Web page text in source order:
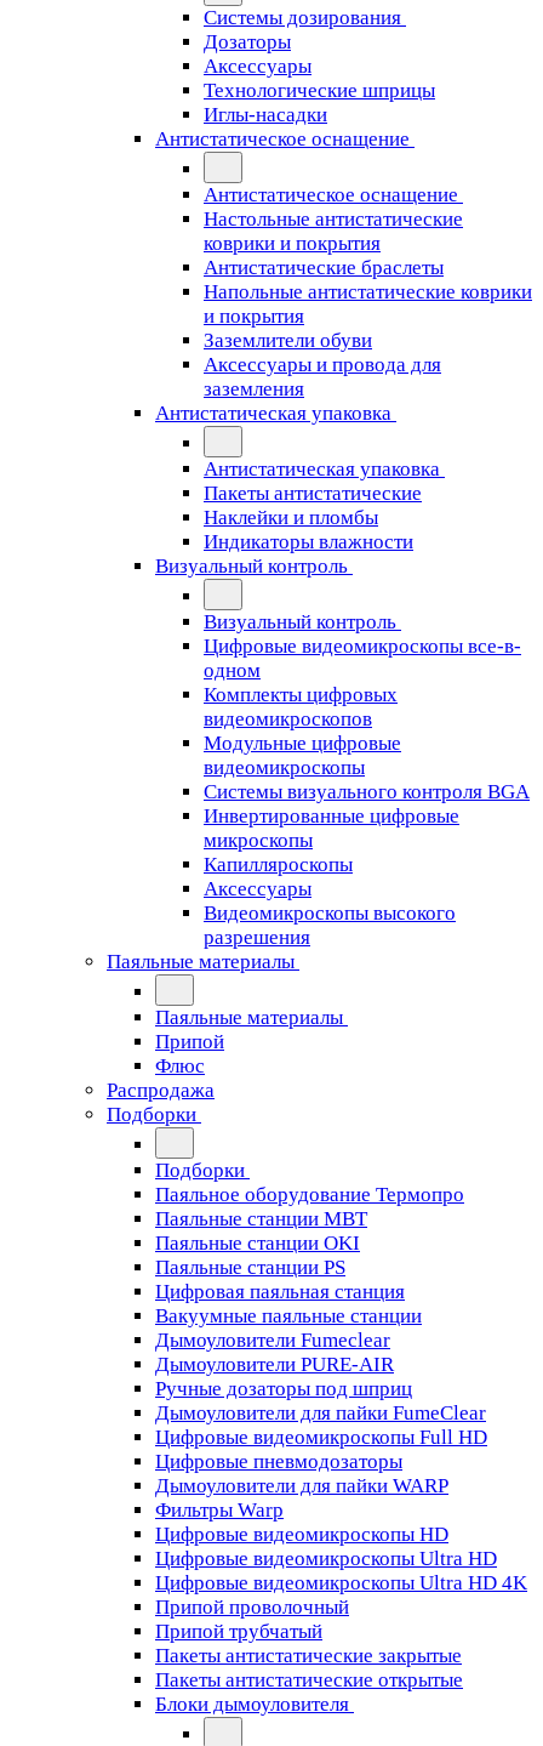
Системы дозирования
Дозаторы
Аксессуары
Технологические шприцы
Иглы-насадки
Антистатическое оснащение
Антистатическое оснащение
Настольные антистатические
коврики и покрытия
Антистатические браслеты
Напольные антистатические коврики
и покрытия
Заземлители обуви
Аксессуары и провода для
заземления
Антистатическая упаковка
Антистатическая упаковка
Пакеты антистатические
Наклейки и пломбы
Индикаторы влажности
Визуальный контроль
Визуальный контроль
Цифровые видеомикроскопы все-в-
одном
Комплекты цифровых
видеомикроскопов
Модульные цифровые
видеомикроскопы
Cистемы визуального контроля BGA
Инвертированные цифровые
микроскопы
Капилляроскопы
Аксессуары
Видеомикроскопы высокого
разрешения
Паяльные материалы
Паяльные материалы
Припой
Флюс
Распродажа
Подборки
Подборки
Паяльное оборудование Термопро
Паяльные станции MBT
Паяльные станции OKI
Паяльные станции PS
Цифровая паяльная станция
Вакуумные паяльные станции
Дымоуловители Fumeclear
Дымоуловители PURE-AIR
Ручные дозаторы под шприц
Дымоуловители для пайки FumeClear
Цифровые видеомикроскопы Full HD
Цифровые пневмодозаторы
Дымоуловители для пайки WARP
Фильтры Warp
Цифровые видеомикроскопы HD
Цифровые видеомикроскопы Ultra HD
Цифровые видеомикроскопы Ultra HD 4K
Припой проволочный
Припой трубчатый
Пакеты антистатические закрытые
Пакеты антистатические открытые
Блоки дымоуловителя